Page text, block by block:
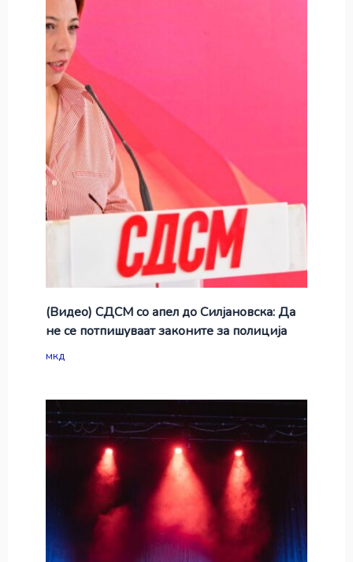
(Видео) СДСМ со апел до Силјановска: Да
не се потпишуваат законите за полиција
мкд